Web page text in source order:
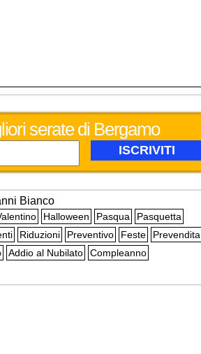
serate di Bergamo
Bianco
Halloween Pasqua
Pasquetta
Riduzioni Preventivo Feste
Prevendita
Addio al Nubilato
Compleanno